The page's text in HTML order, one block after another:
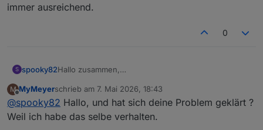
immer ausreichend.
0
S spooky82Hallo zusammen,
zurecht, denn meine Location wird nicht gefunden.
Was mache ich falsch?
M
Offline
MyMeyerschrieb am 7. Mai 2026, 18:43
zuletzt editiert von
@spooky82 Hallo, und hat sich deine Problem geklärt ?
Weil ich habe das selbe verhalten.